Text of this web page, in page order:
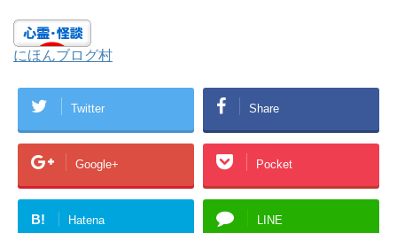
にほんブログ村
Twitter Share
Google+ Pocket
B! Hatena LINE